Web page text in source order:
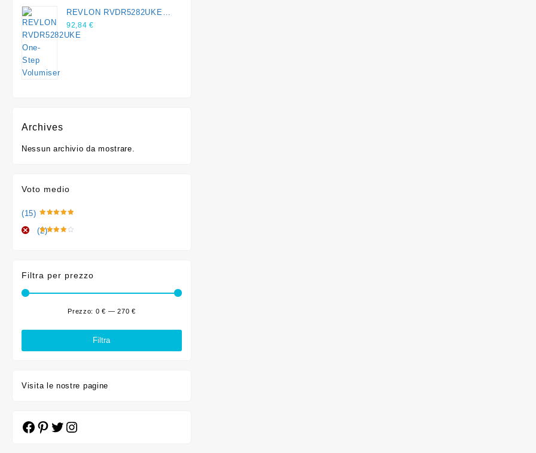
REVLON RVDR5282UKE
One-Step Volumiser
92,84€
Archives
Nessun archivio da mostrare.
Voto medio
su 5
(15)
(2)
Filtra per prezzo
Filtra
Prezzo: 0 € —270 €
Visita le nostre pagine
Facebook
Pinterest
Twitter
Instagram